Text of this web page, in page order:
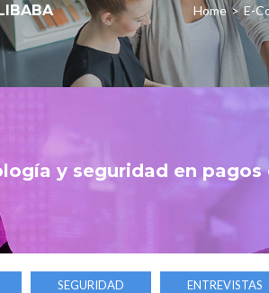
Home > E-
y seguridad en pagos
SEGURIDAD ENTREVISTAS